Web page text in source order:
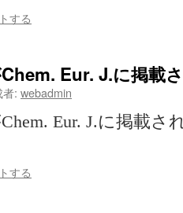
する
Eur. J.に掲載
: webadmin
Eur. J.に掲載
する